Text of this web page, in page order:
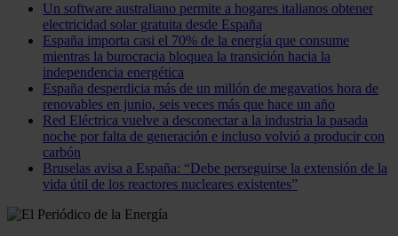
Un software australiano permite a hogares italianos obtener
electricidad solar gratuita desde España
España importa casi el 70% de la energía que consume
mientras la burocracia bloquea la transición hacia la
independencia energética
España desperdicia más de un millón de megavatios hora de
renovables en junio, seis veces más que hace un año
Red Eléctrica vuelve a desconectar a la industria la pasada
noche por falta de generación e incluso volvió a producir con
carbón
Bruselas avisa a España: “Debe perseguirse la extensión de la
vida útil de los reactores nucleares existentes”